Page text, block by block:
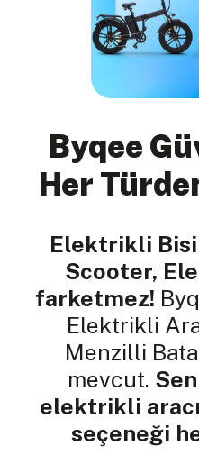
Byqee
Her
Elektrikli
Scooter,
farketmez!
Elektrikli
Menzilli
mevcut.
elektrikli
seçeneği